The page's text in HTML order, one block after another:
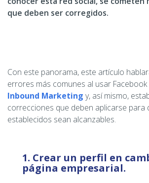
que deben ser corregidos.
Con este panorama, este artículo
errores más comunes al usar
Inbound Marketing y, así mismo,
correcciones que deben aplicarse para
establecidos sean alcanzables.
1. Crear un perfil en
página empresarial.